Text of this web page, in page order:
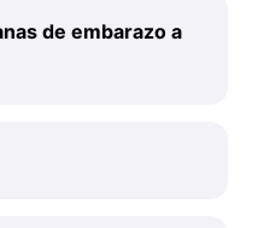
de embarazo a